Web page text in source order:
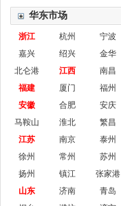
华东市场
浙江 杭州 宁波
嘉兴
绍兴 金华
北仑港
江西 南昌
福建
厦门 福州
安徽
合肥 安庆
马鞍山
淮北 繁昌
江苏
南京 泰州
徐州
常州 苏州
扬州
镇江 张家港
山东
济南 青岛